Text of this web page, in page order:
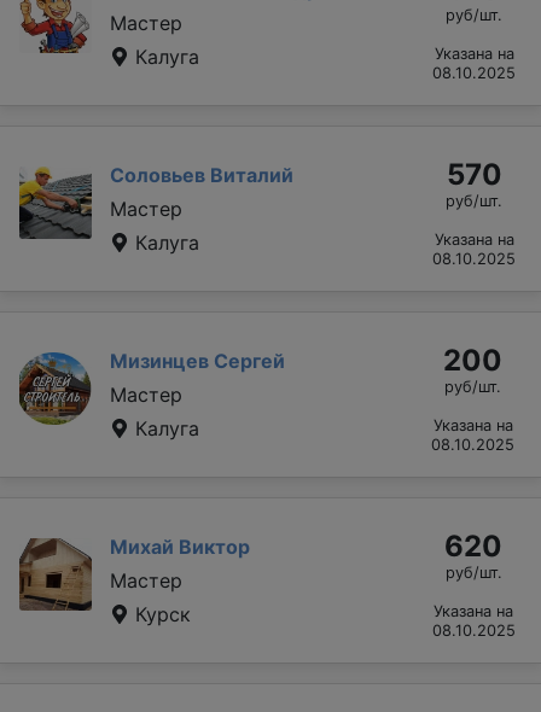
Мастер
Калуга
руб/шт.
Указана на
08.10.2025
Соловьев Виталий
Мастер
Калуга
570
руб/шт.
Указана на
08.10.2025
Мизинцев Сергей
Мастер
Калуга
200
руб/шт.
Указана на
08.10.2025
Михай Виктор
Мастер
Курск
620
руб/шт.
Указана на
08.10.2025